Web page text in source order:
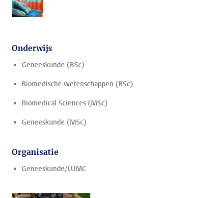
Onderwijs
Geneeskunde (BSc)
Biomedische wetenschappen (BSc)
Biomedical Sciences (MSc)
Geneeskunde (MSc)
Organisatie
Geneeskunde/LUMC